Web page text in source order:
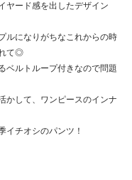
ヤード感を出したデザイン
ルになりがちなこれからの時
て◎
ベルトループ付きなので問題
かして、ワンピースのインナ
イチオシのパンツ！